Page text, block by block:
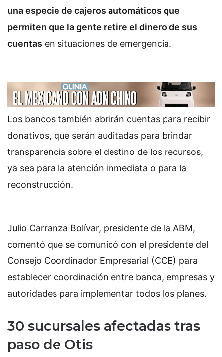
una especie de cajeros automáticos que
permiten que la gente retire el dinero de sus
cuentas en situaciones de emergencia.
Los bancos también abrirán cuentas para recibir
donativos, que serán auditadas para brindar
transparencia sobre el destino de los recursos,
ya sea para la atención inmediata o para la
reconstrucción.
Julio Carranza Bolívar, presidente de la ABM,
comentó que se comunicó con el presidente del
Consejo Coordinador Empresarial (CCE) para
establecer coordinación entre banca, empresas y
autoridades para implementar todos los planes.
30 sucursales afectadas tras
paso de Otis